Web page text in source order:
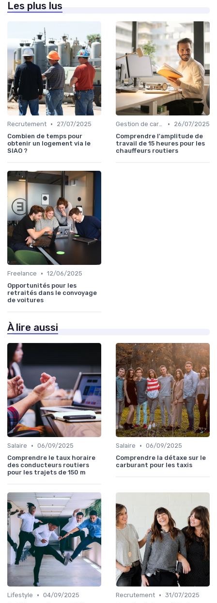
Les plus lus
Recrutement •
27/07/2025
Combien de temps pour
obtenir un logement via le
SIAO ?
Gestion de carrière •
26/07/2025
Comprendre l'amplitude de
travail de 15 heures pour les
chauffeurs routiers
Freelance • 12/06/2025
Opportunités pour les
retraités dans le convoyage
de voitures
À lire aussi
Salaire • 06/09/2025
Comprendre le taux horaire
des conducteurs routiers
pour les trajets de 150 m
Salaire • 06/09/2025
Comprendre la détaxe sur le
carburant pour les taxis
Lifestyle • 04/09/2025
Recrutement • 31/07/2025